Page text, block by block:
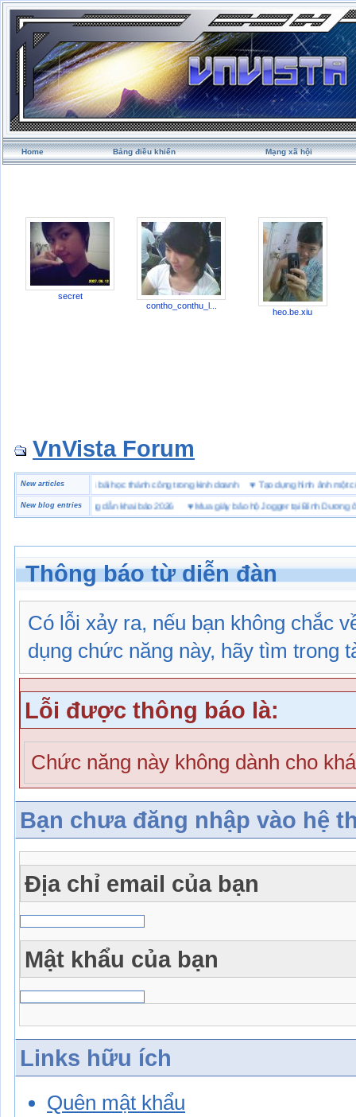
Home Bảng điều khiển Mạng xã hội
secret
contho_conthu_l...
heo.be.xiu
VnVista Forum
New articles
biệt” của Microsoft ♥4 bài học thành công trong kinh doanh ♥Tạo dựng hình ảnh
New blog entries
quan là gì? Hướng dẫn khai báo 2026♥ Mua giày bảo hộ Jogger tại Bình Dương ở
Thông báo từ diễn đàn
Có lỗi xảy ra, nếu bạn không chắc
dụng chức năng này, hãy tìm trong
Lỗi được thông báo là:
Chức năng này không dành cho
Bạn chưa đăng nhập vào hệ
Địa chỉ email của bạn
Mật khẩu của bạn
Links hữu ích
Quên mật khẩu